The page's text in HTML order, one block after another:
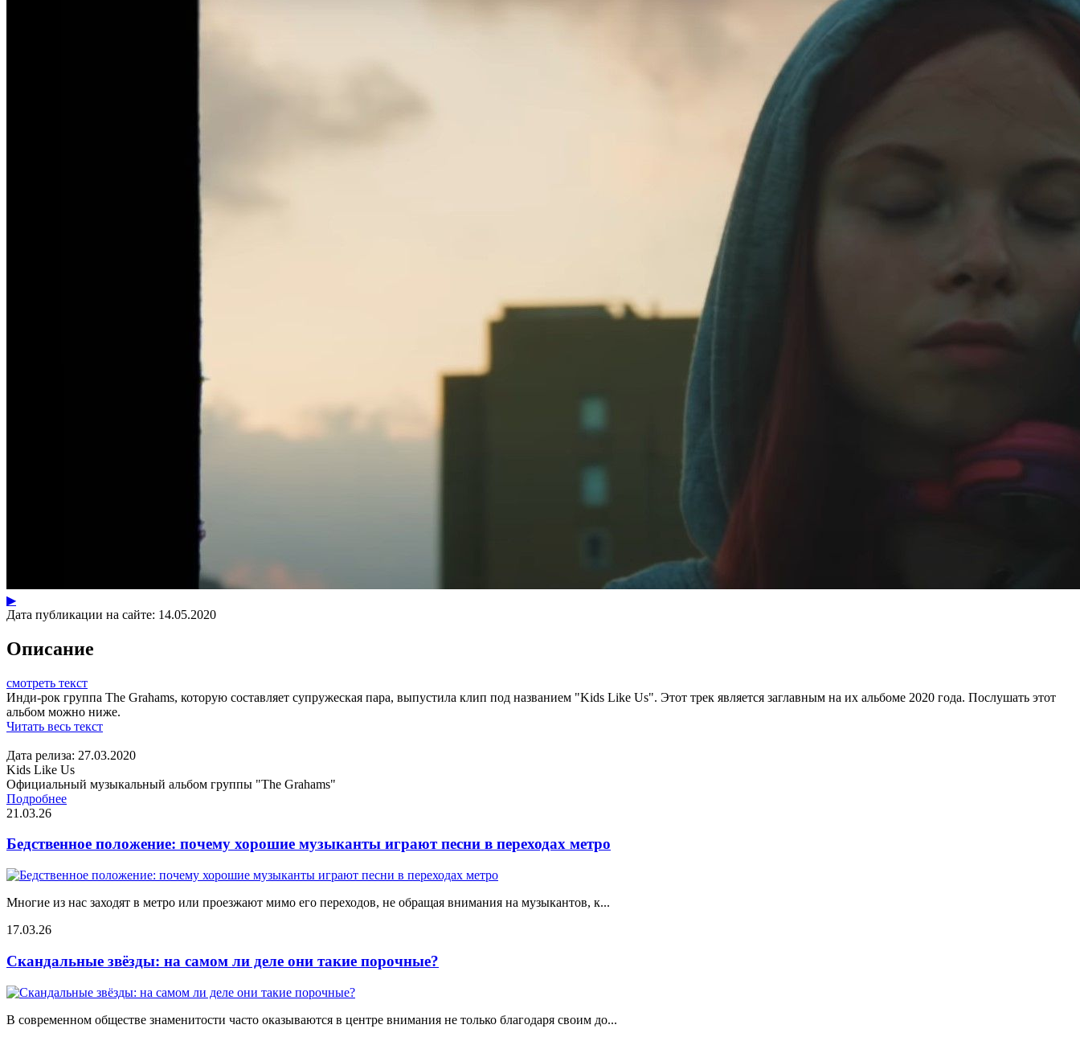
▶
Дата публикации на сайте: 14.05.2020
Описание
смотреть текст
Инди-рок группа The Grahams, которую составляет супружеская пара, выпустила клип под названием "Kids Like Us". Этот трек является заглавным на их альбоме 2020 года. Послушать этот
альбом можно ниже.
Читать весь текст
Дата релиза: 27.03.2020
Kids Like Us
Официальный музыкальный альбом группы "The Grahams"
Подробнее
21.03.26
Бедственное положение: почему хорошие музыканты играют песни в переходах метро
Многие из нас заходят в метро или проезжают мимо его переходов, не обращая внимания на музыкантов, к...
17.03.26
Скандальные звёзды: на самом ли деле они такие порочные?
В современном обществе знаменитости часто оказываются в центре внимания не только благодаря своим до...